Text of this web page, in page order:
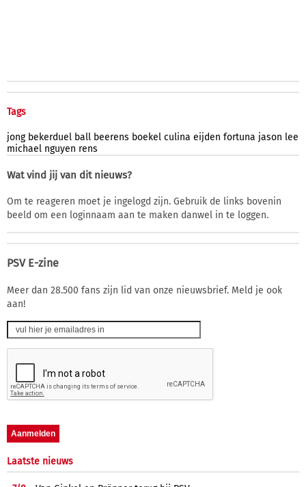
Tags
jong bekerduel ball beerens boekel culina eijden fortuna jason lee
michael nguyen rens
Wat vind jij van dit nieuws?
Om te reageren moet je ingelogd zijn. Gebruik de links bovenin
beeld om een loginnaam aan te maken danwel in te loggen.
PSV E-zine
Meer dan 28.500 fans zijn lid van onze nieuwsbrief. Meld je ook
aan!
Laatste nieuws